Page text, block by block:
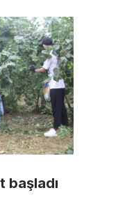
başladı